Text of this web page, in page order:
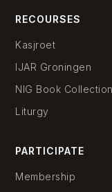
RECOURSES
Kasjroet
IJAR Groningen
NIG Book Collection
Liturgy
PARTICIPATE
Membership